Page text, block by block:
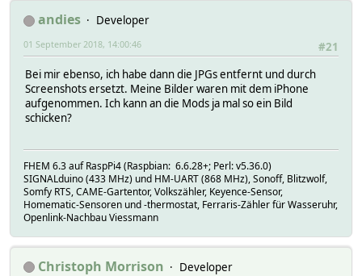
andies
Developer
#21
01 September 2018, 14:00:46
Bei mir ebenso, ich habe dann die JPGs entfernt und durch
Screenshots ersetzt. Meine Bilder waren mit dem iPhone
aufgenommen. Ich kann an die Mods ja mal so ein Bild
schicken?
FHEM 6.3 auf RaspPi4 (Raspbian: 6.6.28+; Perl: v5.36.0)
SIGNALduino (433 MHz) und HM-UART (868 MHz), Sonoff, Blitzwolf,
Somfy RTS, CAME-Gartentor, Volkszähler, Keyence-Sensor,
Homematic-Sensoren und -thermostat, Ferraris-Zähler für Wasseruhr,
Openlink-Nachbau Viessmann
Christoph Morrison
Developer